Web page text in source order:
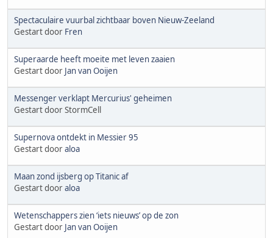
Spectaculaire vuurbal zichtbaar boven Nieuw-Zeeland
Gestart door Fren
Superaarde heeft moeite met leven zaaien
Gestart door Jan van Ooijen
Messenger verklapt Mercurius' geheimen
Gestart door StormCell
Supernova ontdekt in Messier 95
Gestart dooraloa
Maan zond ijsberg op Titanic af
Gestart dooraloa
Wetenschappers zien ‘iets nieuws’ op de zon
Gestart door Jan van Ooijen